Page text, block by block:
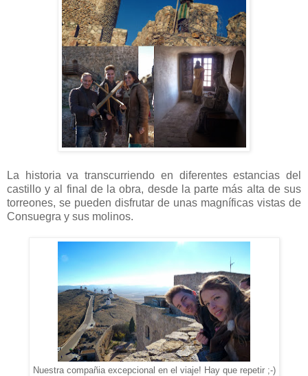
La historia va transcurriendo en diferentes estancias del
castillo y al final de la obra, desde la parte más alta de sus
torreones, se pueden disfrutar de unas magníficas vistas de
Consuegra y sus molinos.
Nuestra compañia excepcional en el viaje! Hay que repetir ;-)